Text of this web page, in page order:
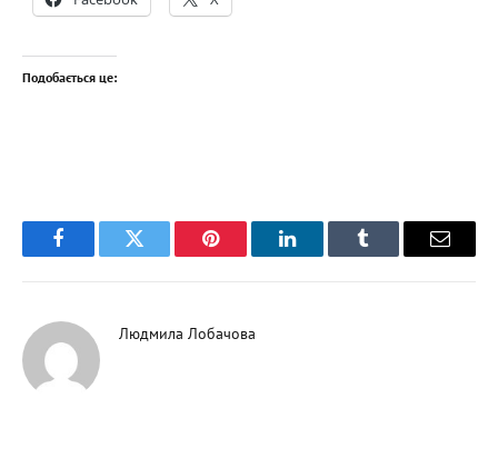
Подобається це:
FacebookTwitter Pinterest LinkedInTumblr Email
Людмила Лобачова